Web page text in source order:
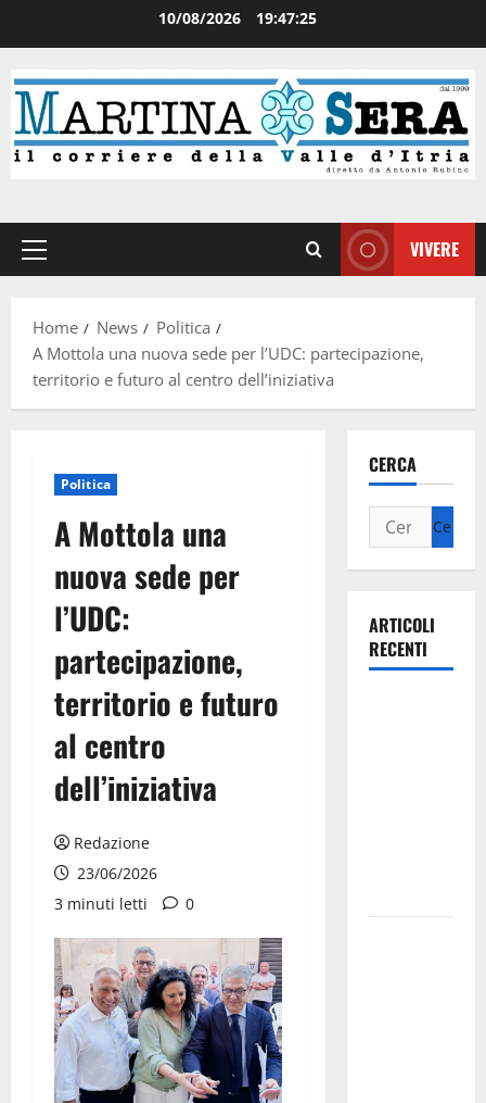
10/08/2026 19:47:26
VIVERE
Home News
Politica
A Mottola una nuova sede per l’UDC: partecipazione,
territorio e futuro al centro dell’iniziativa
Politica
A Mottola una
nuova sede per
l’UDC:
partecipazione,
territorio e futuro
al centro
dell’iniziativa
Redazione
23/06/2026
3 minuti letti
0
CERCA
ARTICOLI
RECENTI